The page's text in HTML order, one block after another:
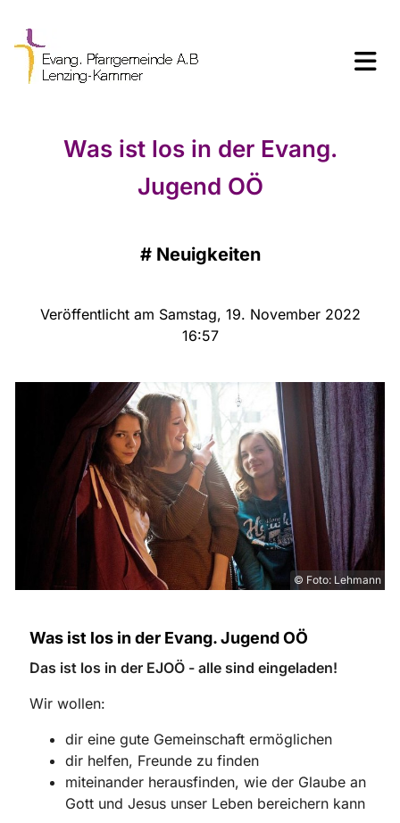
Was ist los in der Evang.
Jugend OÖ
# Neuigkeiten
Veröffentlicht am Samstag, 19. November 2022
16:57
© Foto: Lehmann
Was ist los in der Evang. Jugend OÖ
Das ist los in der EJOÖ - alle sind eingeladen!
Wir wollen:
dir eine gute Gemeinschaft ermöglichen
dir helfen, Freunde zu finden
miteinander herausfinden, wie der Glaube an
Gott und Jesus unser Leben bereichern kann